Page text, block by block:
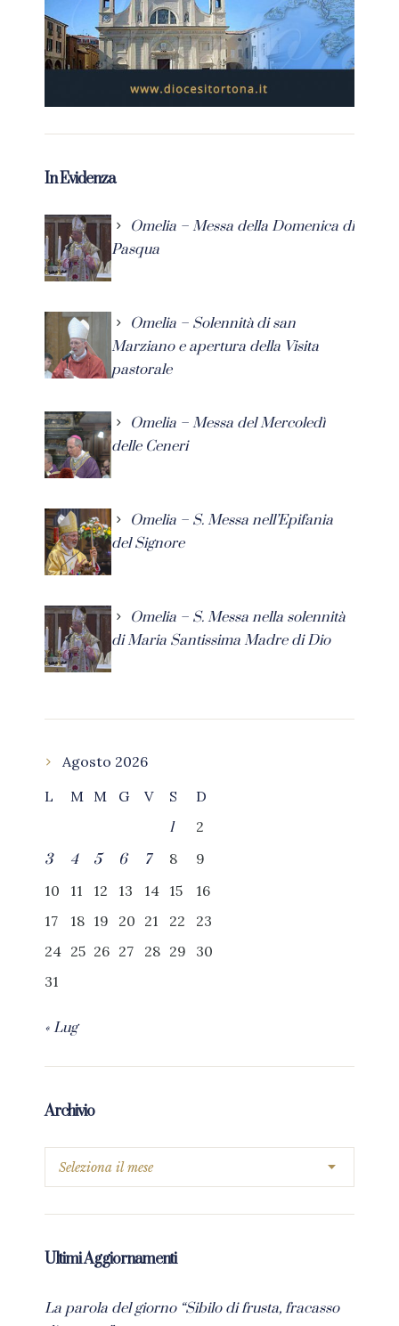
In Evidenza
Omelia – Messa della Domenica di
Pasqua
Omelia – Solennità di san
Marziano e apertura della Visita
pastorale
Omelia – Messa del Mercoledì
delle Ceneri
Omelia – S. Messa nell’Epifania
del Signore
Omelia – S. Messa nella solennità
di Maria Santissima Madre di Dio
Agosto 2026
L
M M G V S
D
1
2
3
4 5 6 7 8
9
10
11 12 13 14 15
16
17
18 19 20 21 22
23
24 25 26 27 28 29
30
31
« Lug
Archivio
Ultimi Aggiornamenti
La parola del giorno “Sibilo di frusta, fracasso